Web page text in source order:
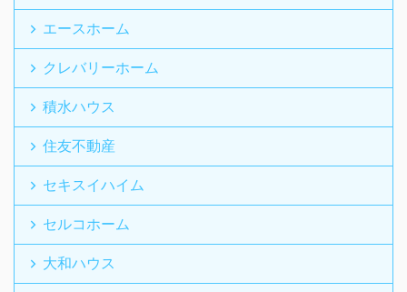
エースホーム
クレバリーホーム
積水ハウス
住友不動産
セキスイハイム
セルコホーム
大和ハウス